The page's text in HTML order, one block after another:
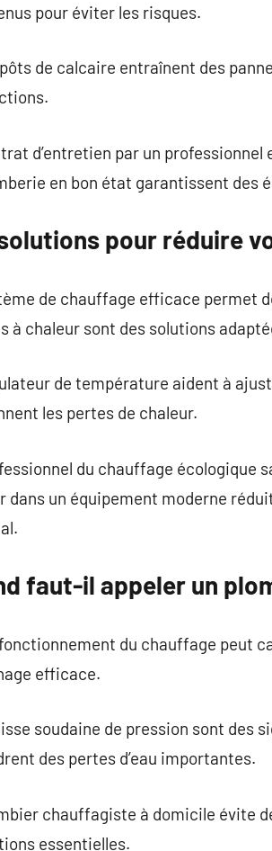
pour éviter les risques.
de calcaire entraînent des
d’entretien par un
en bon état garantissent des
pour réduire
de chauffage efficace permet
à chaleur sont des solutions
de température aident à
les pertes de chaleur.
du chauffage écologique
dans un équipement moderne
faut-il appeler un
du chauffage peut
efficace.
soudaine de pression sont des
des pertes d’eau importantes.
chauffagiste à domicile évite
essentielles.